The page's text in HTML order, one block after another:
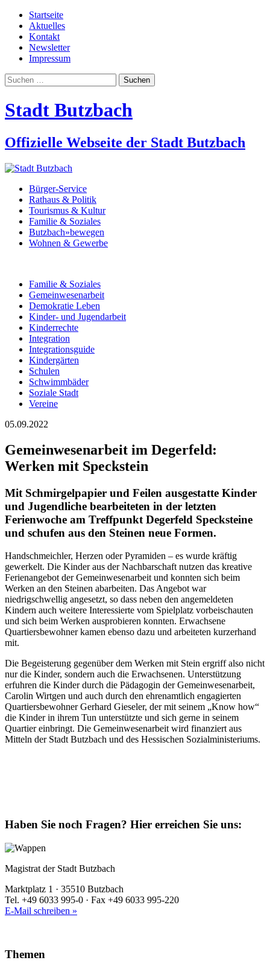
Startseite
Aktuelles
Kontakt
Newsletter
Impressum
Suchen
nach:
Stadt Butzbach
Offizielle Webseite der Stadt Butzbach
Bürger-Service
Rathaus & Politik
Tourismus & Kultur
Familie & Soziales
Butzbach»bewegen
Wohnen & Gewerbe
Familie & Soziales
Gemeinwesenarbeit
Demokratie Leben
Kinder- und Jugendarbeit
Kinderrechte
Integration
Integrationsguide
Kindergärten
Schulen
Schwimmbäder
Soziale Stadt
Vereine
05.09.2022
Gemeinwesenarbeit im Degerfeld:
Werken mit Speckstein
Mit Schmirgelpapier und Feilen ausgestatte Kinder
und Jugendliche bearbeiteten in der letzten
Ferienwoche am Treffpunkt Degerfeld Specksteine
und schufen aus den Steinen neue Formen.
Handschmeichler, Herzen oder Pyramiden – es wurde kräftig
gewerkelt. Die Kinder aus der Nachbarschaft nutzen das kreative
Ferienangebot der Gemeinwesenarbeit und konnten sich beim
Werken an den Steinen abarbeiten. Das Angebot war
niedrigschwellig angesetzt, so dass neben den angemeldeten
Kindern auch weitere Interessierte vom Spielplatz vorbeischauten
und sich beim Werken ausprobieren konnten. Erwachsene
Quartiersbewohner kamen ebenso dazu und arbeiteten kurzerhand
mit.
Die Begeisterung gegenüber dem Werken mit Stein ergriff also nicht
nur die Kinder, sondern auch die Erwachsenen. Unterstützung
erfuhren die Kinder durch die Pädagogin der Gemeinwesenarbeit,
Carolin Wirtgen und auch durch den ehrenamtlich engagierten
Quartiersbewohner Gerhard Gieseler, der mit seinem „Know how“
die Kinder in ihrem Tun unterstützte und sich gerne in seinem
Quartier einbringt. Die Gemeinwesenarbeit wird finanziert aus
Mitteln der Stadt Butzbach und des Hessischen Sozialministeriums.
Haben Sie noch Fragen? Hier erreichen Sie uns:
Magistrat der Stadt Butzbach
Marktplatz 1 · 35510 Butzbach
Tel. +49 6033 995-0 · Fax +49 6033 995-220
E-Mail schreiben »
Themen